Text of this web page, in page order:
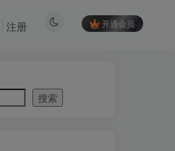
开通会员
注册
搜索